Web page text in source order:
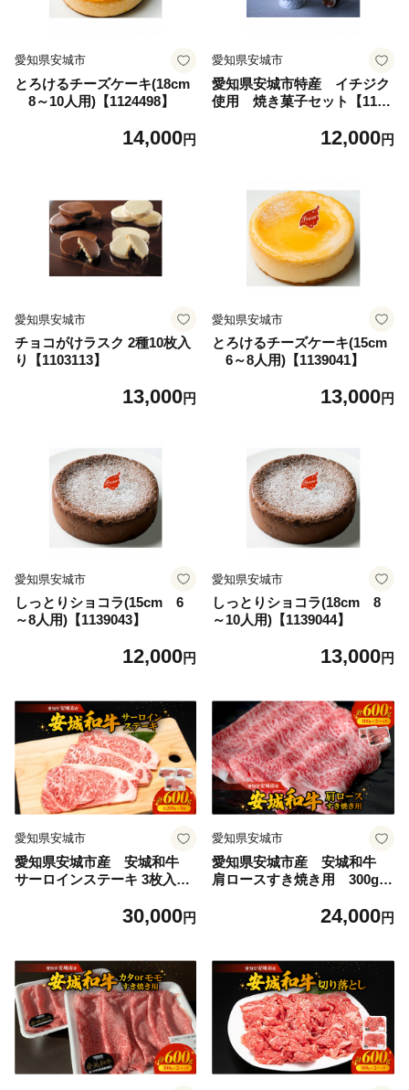
愛知県安城市
とろけるチーズケーキ(18cm
8～10人用)【1124498】
14,000円
愛知県安城市
愛知県安城市特産 イチジク
使用 焼き菓子セット【1136
12,000円
愛知県安城市
チョコがけラスク 2種10枚入
り【1103113】
13,000円
愛知県安城市
とろけるチーズケーキ(15cm
6～8人用)【1139041】
13,000円
愛知県安城市
しっとりショコラ(15cm 6
～8人用)【1139043】
12,000円
愛知県安城市
しっとりショコラ(18cm 8
～10人用)【1139044】
13,000円
愛知県安城市
愛知県安城市産 安城和牛
サーロインステーキ 3枚入り
ーキ 国産 愛知県 安城市 精肉
44】
30,000円
愛知県安城市
愛知県安城市産 安城和牛
肩ロースすき焼き用 300g×
すき焼き 国産 愛知県 安城市
24,000円